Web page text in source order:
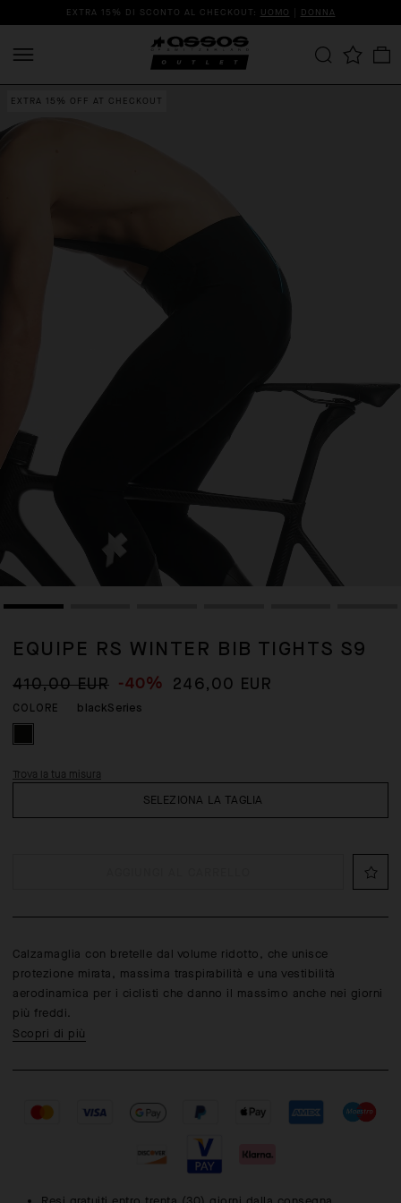
EXTRA 15% DI SCONTO AL CHECKOUT: UOMO | DONNA
EXTRA 15% OFF AT CHECKOUT
EQUIPE RS WINTER BIB TIGHTS S9
410,00 EUR -40% 246,00 EUR
COLORE blackSeries
SELEZIONA LA TAGLIA
Trova la tua misura
Calzamaglia con bretelle dal volume ridotto, che unisce
protezione mirata, massima traspirabilità e una vestibilità
aerodinamica per i ciclisti che danno il massimo anche nei giorni
più freddi.
Scopri di più